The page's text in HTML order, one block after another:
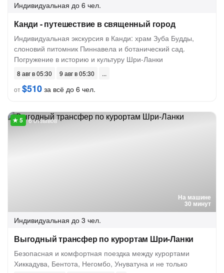
Индивидуальная до 6 чел.
Канди - путешествие в священный город
Индивидуальная экскурсия в Канди: храм Зуба Будды,
слоновий питомник Пиннавела и ботанический сад.
Погружение в историю и культуру Шри-Ланки
8 авг в 05:30
9 авг в 05:30
от$510 за всё до 6 чел.
На машине
30 минут
6 отзывов
Индивидуальная до 3 чел.
Выгодный трансфер по курортам Шри-Ланки
Безопасная и комфортная поездка между курортами
Хиккадува, Бентота, Негомбо, Унуватуна и не только